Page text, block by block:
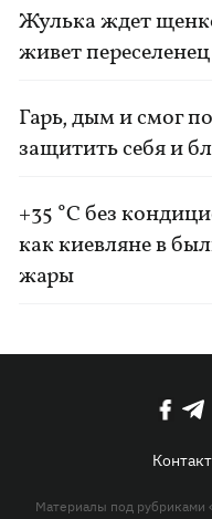
Жулька ждет
живет
Гарь, дым и смог
защитить себя и
+35 °C без
как киевляне в
жары
Материалы под рубриками